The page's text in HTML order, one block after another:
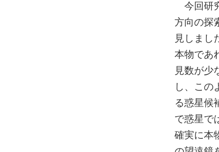
今回研
方向の探
見しまし
本物であ
見数が少
し、この
る惑星候
で惑星で
確実に本